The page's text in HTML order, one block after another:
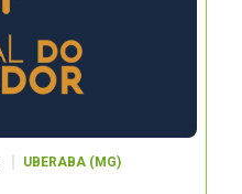
UBERABA (MG)